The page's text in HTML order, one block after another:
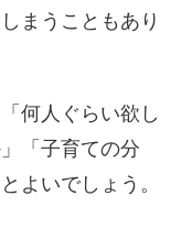
まうこともあり
何人ぐらい欲し
「子育ての分
よいでしょう。